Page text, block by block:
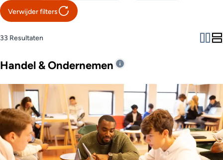
Verwijder filters
33 Resultaten
Handel & Ondernemen